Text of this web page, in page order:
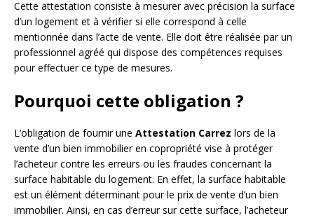
Cette attestation consiste à mesurer avec précision la surface
d’un logement et à vérifier si elle correspond à celle
mentionnée dans l’acte de vente. Elle doit être réalisée par un
professionnel agréé qui dispose des compétences requises
pour effectuer ce type de mesures.
Pourquoi cette obligation ?
L’obligation de fournir une Attestation Carrez lors de la
vente d’un bien immobilier en copropriété vise à protéger
l’acheteur contre les erreurs ou les fraudes concernant la
surface habitable du logement. En effet, la surface habitable
est un élément déterminant pour le prix de vente d’un bien
immobilier. Ainsi, en cas d’erreur sur cette surface, l’acheteur